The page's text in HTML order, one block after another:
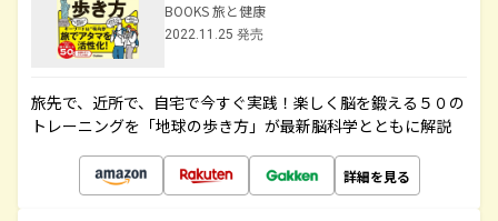
BOOKS 旅と健康
2022.11.25 発売
旅先で、近所で、自宅で今すぐ実践！楽しく脳を鍛える５０の
トレーニングを「地球の歩き方」が最新脳科学とともに解説
詳細を見る